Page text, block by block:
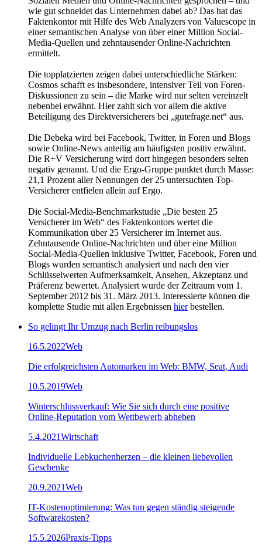
wie gut schneidet das Unternehmen dabei ab? Das hat das
Faktenkontor mit Hilfe des Web Analyzers von Valuescope in
einer semantischen Analyse von über einer Million Social-
Media-Quellen und zehntausender Online-Nachrichten
ermittelt.
Die topplatzierten zeigen dabei unterschiedliche Stärken:
Cosmos schafft es insbesondere, intensiver Teil von Foren-
Diskussionen zu sein – die Marke wird nur selten vereinzelt
nebenbei erwähnt. Hier zahlt sich vor allem die aktive
Beteiligung des Direktversicherers bei „gutefrage.net“ aus.
Die Debeka wird bei Facebook, Twitter, in Foren und Blogs
sowie Online-News anteilig am häufigsten positiv erwähnt.
Die R+V Versicherung wird dort hingegen besonders selten
negativ genannt. Und die Ergo-Gruppe punktet durch Masse:
21,1 Prozent aller Nennungen der 25 untersuchten Top-
Versicherer entfielen allein auf Ergo.
Die Social-Media-Benchmarkstudie „Die besten 25
Versicherer im Web“ des Faktenkontors wertet die
Kommunikation über 25 Versicherer im Internet aus.
Zehntausende Online-Nachrichten und über eine Million
Social-Media-Quellen inklusive Twitter, Facebook, Foren und
Blogs wurden semantisch analysiert und nach den vier
Schlüsselwerten Aufmerksamkeit, Ansehen, Akzeptanz und
Präferenz bewertet. Analysiert wurde der Zeitraum vom 1.
September 2012 bis 31. März 2013. Interessierte können die
komplette Studie mit allen Ergebnissen hierbestellen.
So gelingt Ihr Umzug nach Berlin reibungslos
16.5.2022Web
Die erfolgreichsten Automarken im Web: BMW, Seat, Audi
10.5.2019Web
Winterschlussverkauf: Wie Sie sich durch eine positive
Online-Reputation vom Wettbewerb abheben
5.4.2021Wirtschaft
Individuelle Lebkuchenherzen – die kleinen liebevollen
Geschenke
20.9.2021Web
IT-Kostenoptimierung: Was tun gegen ständig steigende
Softwarekosten?
15.5.2026Praxis-Tipps